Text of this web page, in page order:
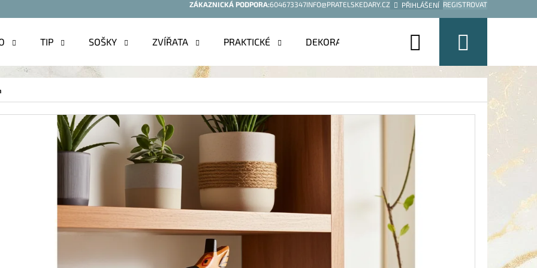
ZÁKAZNICKÁ PODPORA:604673347INFO@PRATELSKEDARY.CZ PŘIHLÁŠENÍ REGISTROVAT
TIP SOŠKY ZVÍŘATA PRAKTICKÉ DEKORACE Hledat
košík
POTŘEBUJETE NAJÍT?
HLEDAT
DOPORUČUJEME